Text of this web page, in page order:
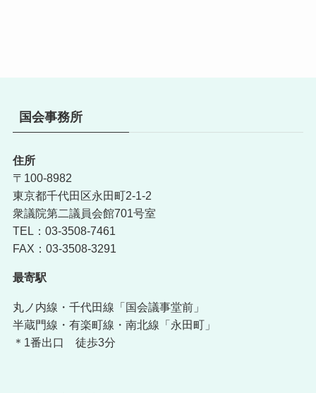
国会事務所
住所
〒100-8982
東京都千代田区永田町2-1-2
衆議院第二議員会館701号室
TEL：03-3508-7461
FAX：03-3508-3291
最寄駅
丸ノ内線・千代田線「国会議事堂前」
半蔵門線・有楽町線・南北線「永田町」
＊1番出口 徒歩3分